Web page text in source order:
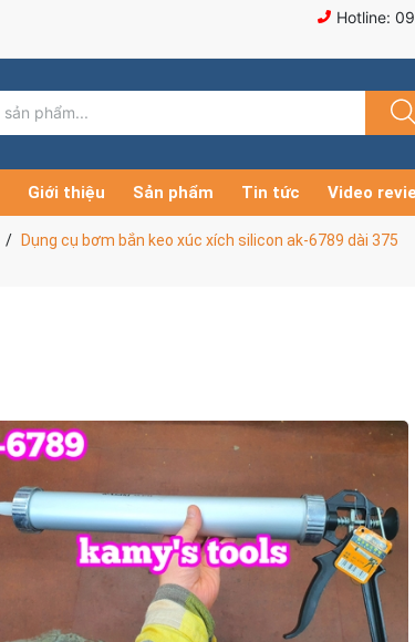
Hotline:
Giới thiệu Sản phẩm Tin tức Video
Dụng cụ bơm bắn keo xúc xích silicon ak-6789 dài 375